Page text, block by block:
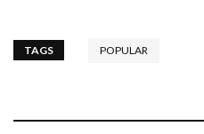
TAGS POPULAR